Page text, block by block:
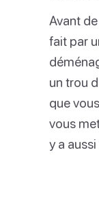
Avant
fait par
un trou
que
vous
y a